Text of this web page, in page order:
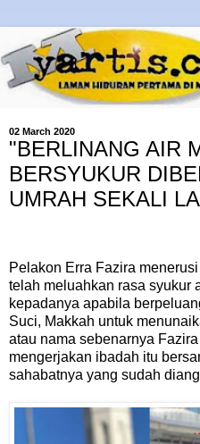
02 March 2020
"BERLINANG AIR
BERSYUKUR
UMRAH SEKALI
Pelakon Erra Fazira
telah meluahkan rasa syukur
kepadanya apabila
Suci, Makkah untuk
atau nama sebenarnya
mengerjakan ibadah itu
sahabatnya yang sudah